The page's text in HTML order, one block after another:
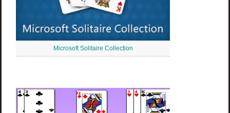
Microsoft Solitaire Collection